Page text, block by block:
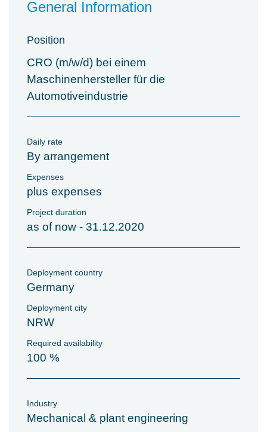
General Information
Position
CRO (m/w/d) bei einem
Maschinenhersteller für die
Automotiveindustrie
Daily rate
By arrangement
Expenses
plus expenses
Project duration
as of now - 31.12.2020
Deployment country
Germany
Deployment city
NRW
Required availability
100 %
Industry
Mechanical & plant engineering